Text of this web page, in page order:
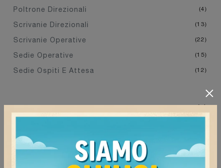
Poltrone Direzionali 4
Scrivanie Direzionali 13
Scrivanie Operative 22
Sedie Operative 15
Sedie Ospiti E Attesa 12
In Melaminico